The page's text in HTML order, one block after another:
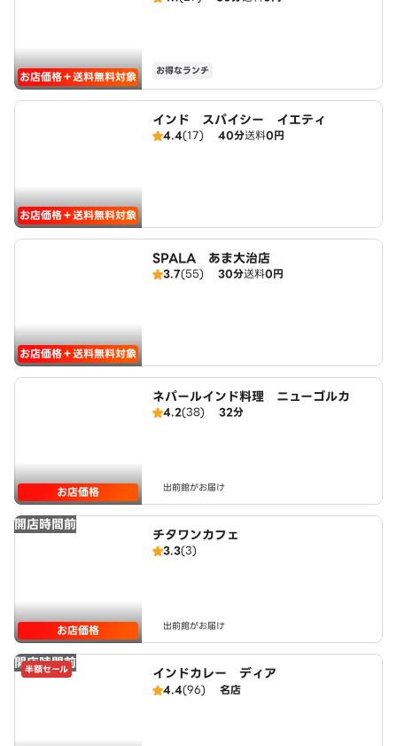
お店価格＋送料無料対象 お得なランチ
お店価格＋送料無料対象
インド スパイシー イエティ
4.4(17) 40分送料0円
お店価格＋送料無料対象
SPALA あま大治店
3.7(55) 30分送料0円
お店価格
ネパールインド料理 ニューゴルカ
4.2(38) 32分
出前館がお届け
開店時間前
お店価格
チタワンカフェ
3.3(3)
出前館がお届け
開店時間前
半額セール インドカレー ディア
4.4(96) 名店